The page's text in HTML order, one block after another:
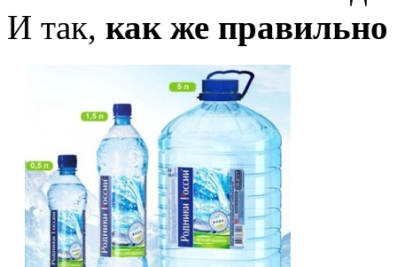
И так, как же правильно